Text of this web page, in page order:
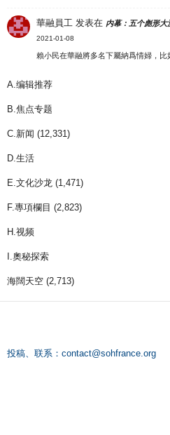
華融員工 发表在 内幕：五个彪形
2021-01-08
賴小民在華融將多名下屬納爲情婦，比
A.编辑推荐
B.焦点专题
C.新闻 (12,331)
D.生活
E.文化沙龙 (1,471)
F.專項欄目 (2,823)
H.视频
I.奧秘探索
海闊天空 (2,713)
投稿、联系： contact@sohfrance.org